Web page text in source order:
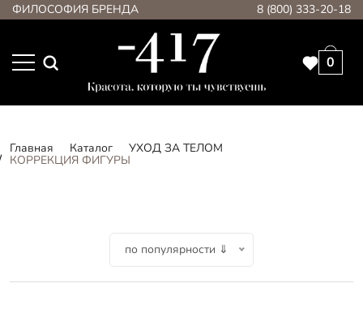
ФИЛОСОФИЯ БРЕНДА 8 (800) 333-20-18
0
Главная Каталог УХОД ЗА ТЕЛОМ
КОРРЕКЦИЯ ФИГУРЫ
по популярности ⇓